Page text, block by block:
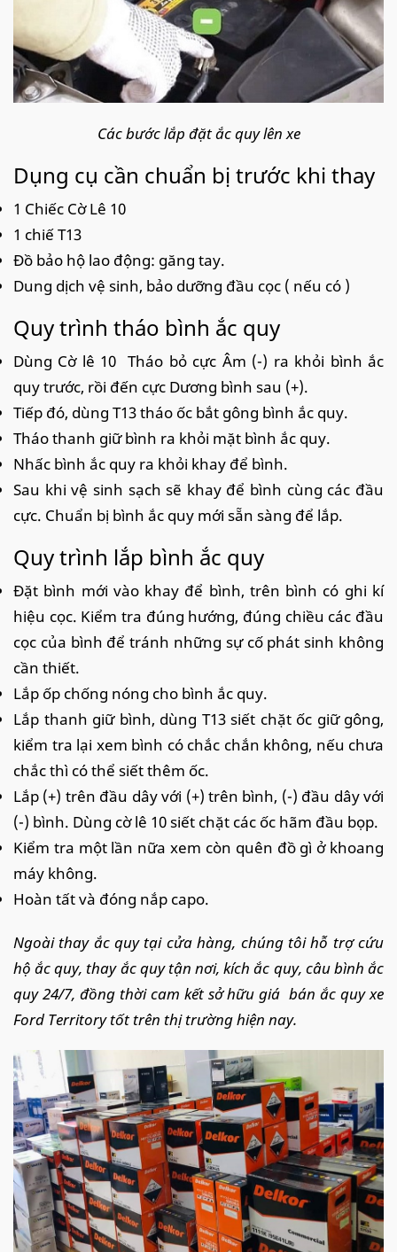
Các bước lắp đặt ắc quy lên xe
Dụng cụ cần chuẩn bị trước khi thay
1 Chiếc Cờ Lê 10
1 chiế T13
Đồ bảo hộ lao động: găng tay.
Dung dịch vệ sinh, bảo dưỡng đầu cọc ( nếu có )
Quy trình tháo bình ắc quy
Dùng Cờ lê 10 Tháo bỏ cực Âm (-) ra khỏi bình ắc
quy trước, rồi đến cực Dương bình sau (+).
Tiếp đó, dùng T13 tháo ốc bắt gông bình ắc quy.
Tháo thanh giữ bình ra khỏi mặt bình ắc quy.
Nhấc bình ắc quy ra khỏi khay để bình.
Sau khi vệ sinh sạch sẽ khay để bình cùng các đầu
cực. Chuẩn bị bình ắc quy mới sẵn sàng để lắp.
Quy trình lắp bình ắc quy
Đặt bình mới vào khay để bình, trên bình có ghi kí
hiệu cọc. Kiểm tra đúng hướng, đúng chiều các đầu
cọc của bình để tránh những sự cố phát sinh không
cần thiết.
Lắp ốp chống nóng cho bình ắc quy.
Lắp thanh giữ bình, dùng T13 siết chặt ốc giữ gông,
kiểm tra lại xem bình có chắc chắn không, nếu chưa
chắc thì có thể siết thêm ốc.
Lắp (+) trên đầu dây với (+) trên bình, (-) đầu dây với
(-) bình. Dùng cờ lê 10 siết chặt các ốc hãm đầu bọp.
Kiểm tra một lần nữa xem còn quên đồ gì ở khoang
máy không.
Hoàn tất và đóng nắp capo.
Ngoài thay ắc quy tại cửa hàng, chúng tôi hỗ trợ cứu
hộ ắc quy, thay ắc quy tận nơi, kích ắc quy, câu bình ắc
quy 24/7, đồng thời cam kết sở hữu giá bán ắc quy xe
Ford Territory tốt trên thị trường hiện nay.